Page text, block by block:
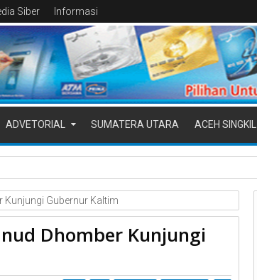
Siber Informasi
ADVETORIAL SUMATERA UTARA ACEH SINGKIL
Jabatan PJU Polres dan Kapolsek Sungai
Gubernur Kaltim
Dhomber Kunjungi